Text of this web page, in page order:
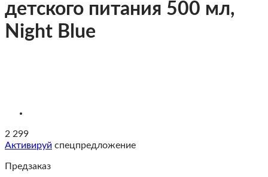
детского питания 500 мл,
Night Blue
2 299
Активируй спецпредложение
Предзаказ